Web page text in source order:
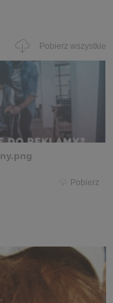
Pobierz wszystkie
Pobierz